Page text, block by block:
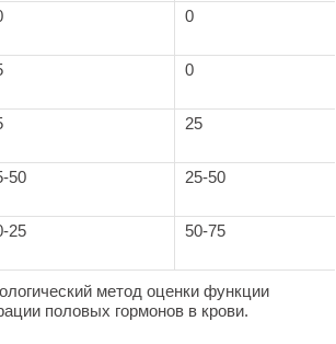
0
0
25
50 25-50
25 50-75
метод оценки функции
половых гормонов в крови.